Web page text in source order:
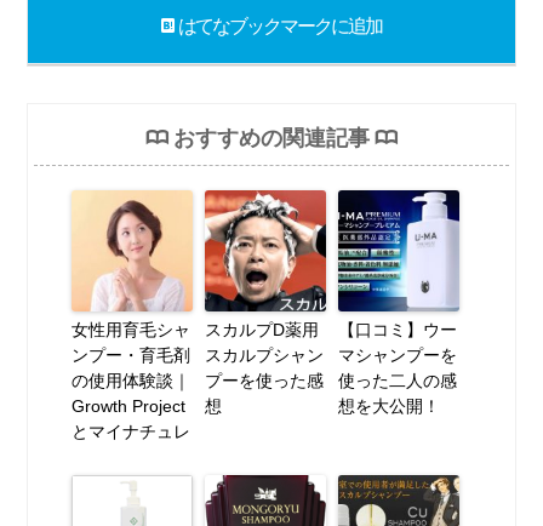
はてなブックマークに追加
おすすめの関連記事
女性用育毛シャ
ンプー・育毛剤
の使用体験談｜
Growth Project
とマイナチュレ
スカルプD薬用
スカルプシャン
プーを使った感
想
【口コミ】ウー
マシャンプーを
使った二人の感
想を大公開！